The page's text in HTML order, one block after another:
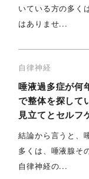
いている方の多く
はありませ...
自律神経
唾液過多症が何
で整体を探して
見立てとセルフ
結論から言うと、
多くは、唾液腺そ
自律神経の...